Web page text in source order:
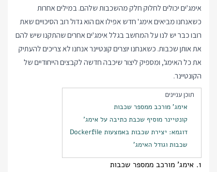
אימג'ים יכולים לחלוק חלק מהשכבות שלהם. במילים אחרות
כשאנחנו מביאים אימג' חדש אפילו אם הוא גדול רוב הסיכויים שאת
רובו כבר יש לנו על המחשב בגלל אימג'ים אחרים שהתקנו שיש להם
את אותן שכבות. כשאנחנו יוצרים קונטיינר אנחנו לא צריכים להעתיק
את כל האימג', ומספיק ליצור שיכבה חדשה לקבצים הייחודיים של
הקונטיינר.
תוכן עניינים
אימג' מורכב ממספר שכבות
קונטיינר מוסיף שכבת כתיבה על אימג'
דוגמא: יצירת שכבות באמצעות Dockerfile
שכבות וגודל האימג'
1. אימג' מורכב ממספר שכבות